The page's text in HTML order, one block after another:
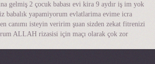
gelmiş 2 çocuk babası evi kira 9 aydır iş im yok
babalık yapamiyorum evlatlarima evime icra
canımı isteyin veririm şuan sizden zekat fitrenizi
ALLAH rizasisi için maçı olarak çok zor